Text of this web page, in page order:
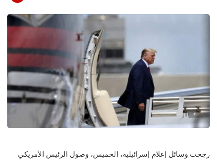
رجحت وسائل إعلام إسرائيلية، الخميس، وصول الرئيس الأمريكي